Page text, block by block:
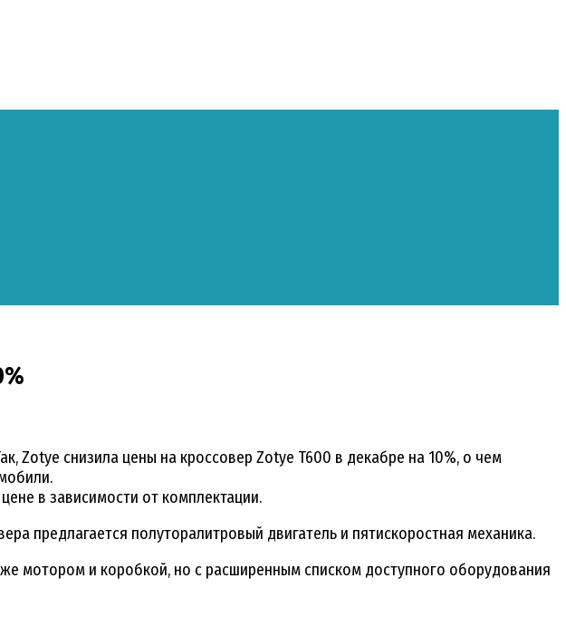
Zotye снизила цены на кроссовер Zotye T600 в декабре на 10%, о чем
в зависимости от комплектации.
предлагается полуторалитровый двигатель и пятискоростная механика.
мотором и коробкой, но с расширенным списком доступного оборудования